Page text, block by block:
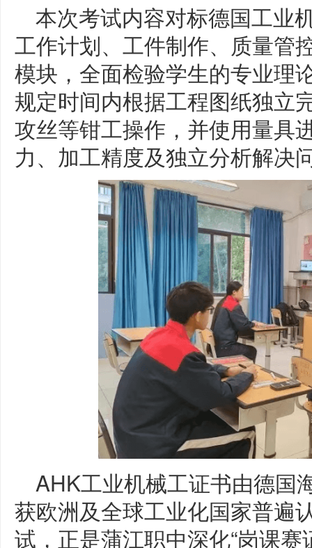
本次考试内容对标德国工业
工作计划、工件制作、质量管
模块，全面检验学生的专业理
规定时间内根据工程图纸独立
攻丝等钳工操作，并使用量具
力、加工精度及独立分析解决
AHK工业机械工证书由德国
获欧洲及全球工业化国家普遍
试，正是蒲江职中深化“岗课